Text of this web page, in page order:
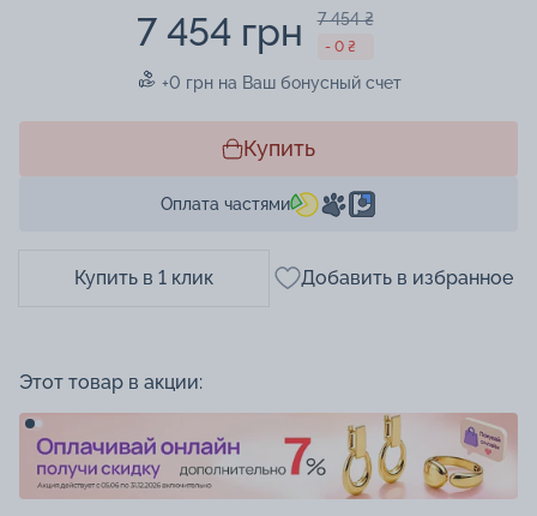
7 454 грн 7 454 ₴
- 0 ₴
+0 грн на Ваш бонусный счет
Купить
Оплата частями
Купить в 1 клик Добавить в избранное
Этот товар в акции: